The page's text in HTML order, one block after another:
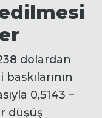
dolardan
0,5143 –
düşüş